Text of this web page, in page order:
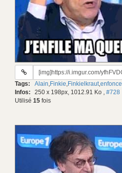
URL
gif:
Tags: Alain,Finkie,Finkielkraut,enfonce
Infos:
250 x 198px, 1012.91 Ko , #728
Utilisé 15 fois